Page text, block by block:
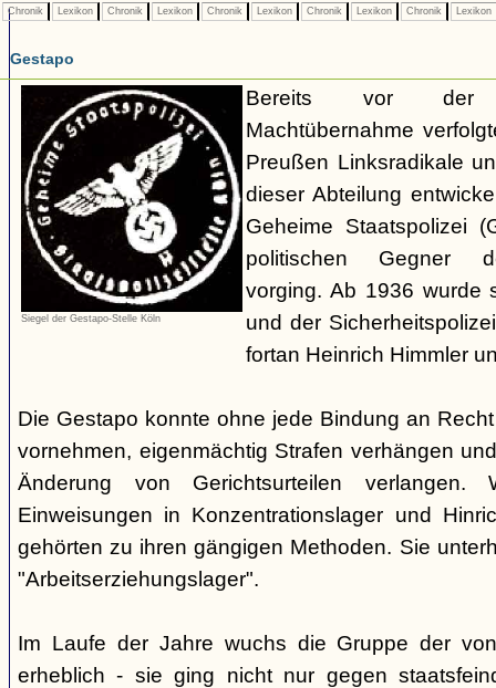
Chronik Lexikon Chronik Lexikon Chronik Lexikon Chronik Lexikon Chronik Lexikon
Gestapo
Siegel der Gestapo-Stelle Köln
Bereits vor der
Machtübernahme
Preußen Linksradikale
dieser Abteilung
Geheime Staatspolizei
politischen Gegner
vorging. Ab 1936 wurde
und der
fortan Heinrich Himmler
Die Gestapo konnte ohne jede Bindung an
vornehmen, eigenmächtig Strafen verhängen
Änderung von Gerichtsurteilen verlangen.
Einweisungen in Konzentrationslager und
gehörten zu ihren gängigen Methoden. Sie
"Arbeitserziehungslager".
Im Laufe der Jahre wuchs die Gruppe der
erheblich - sie ging nicht nur gegen